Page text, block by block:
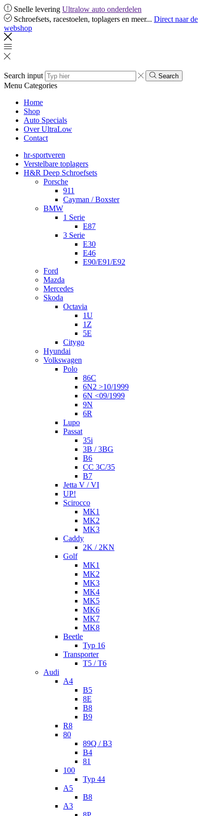
Snelle levering Ultralow auto onderdelen
Schroefsets, racestoelen, toplagers en meer... Direct naar de
webshop
Search input Search
Menu Categories
Home
Shop
Auto Specials
Over UltraLow
Contact
hr-sportveren
Verstelbare toplagers
H&R Deep Schroefsets
Porsche
911
Cayman / Boxster
BMW
1 Serie
E87
3 Serie
E30
E46
E90/E91/E92
Ford
Mazda
Mercedes
Skoda
Octavia
1U
1Z
5E
Citygo
Hyundai
Volkswagen
Polo
86C
6N2 >10/1999
6N <09/1999
9N
6R
Lupo
Passat
35i
3B / 3BG
B6
CC 3C/35
B7
Jetta V / VI
UP!
Scirocco
MK1
MK2
MK3
Caddy
2K / 2KN
Golf
MK1
MK2
MK3
MK4
MK5
MK6
MK7
MK8
Beetle
Typ 16
Transporter
T5 / T6
Audi
A4
B5
8E
B8
B9
R8
80
89Q / B3
B4
81
100
Typ 44
A5
B8
A3